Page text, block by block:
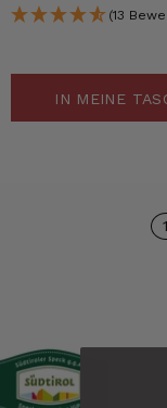
(13
IN MEINE
1